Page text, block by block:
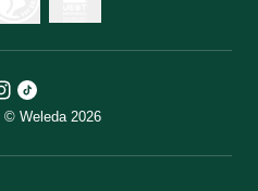
© Weleda 2026